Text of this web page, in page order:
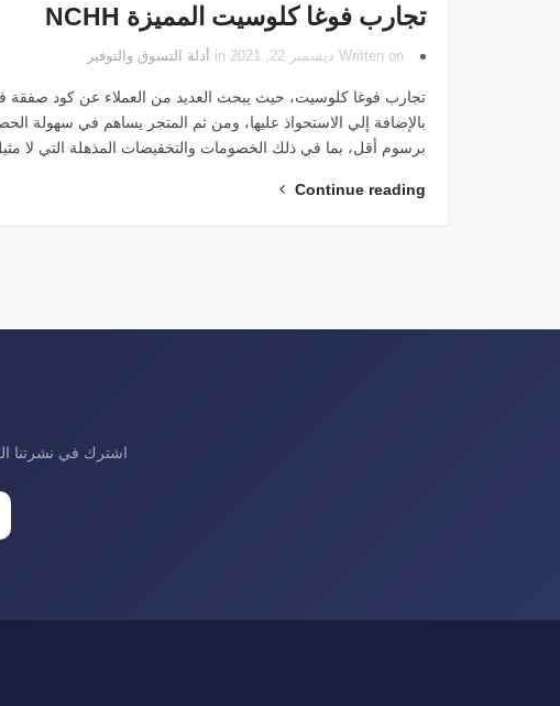
تجارب فوغا كلوسيت المميزة NCHH
Written on ديسمبر 22, 2021 in أدلة التسوق والتوفير
تجارب فوغا كلوسيت، حيث يبحث العديد من العملاء عن كود صفقة
بالإضافة إلي الاستحواذ عليها، ومن ثم المتجر يساهم في سهولة
برسوم أقل، بما في ذلك الخصومات والتخفيضات المذهلة التي لا
Continue reading
اشترك في نشرتنا